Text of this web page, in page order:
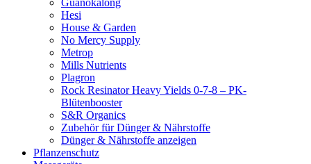
Guanokalong
Hesi
House & Garden
No Mercy Supply
Metrop
Mills Nutrients
Plagron
Rock Resinator Heavy Yields 0-7-8 – PK-
Blütenbooster
S&R Organics
Zubehör für Dünger & Nährstoffe
Dünger & Nährstoffe anzeigen
Pflanzenschutz